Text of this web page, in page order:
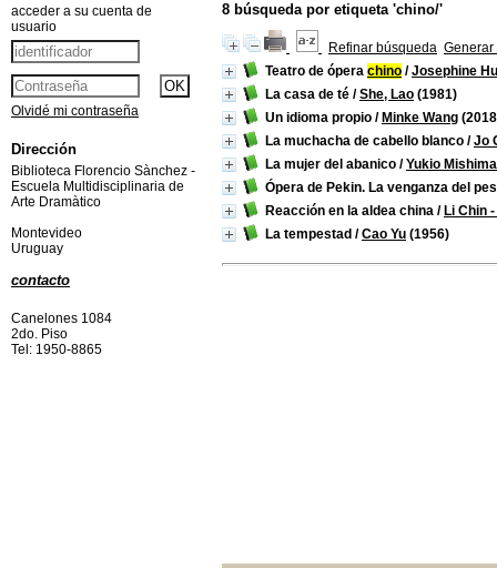
8 búsqueda por etiqueta 'chino/'
Refinar búsqueda Generar
Teatro de ópera chino /Josephine
La casa de té /She, Lao (1981)
Un idioma propio / Minke Wang
La muchacha de cabello blanco /Jo
La mujer del abanico /Yukio Mishima
Ópera de Pekin. La venganza del
Reacción en la aldea china / Li Chin
La tempestad /Cao Yu (1956)
acceder a su cuenta de
usuario
Olvidé mi contraseña
Dirección
Biblioteca Florencio Sànchez -
Escuela Multidisciplinaria de
Arte Dramàtico
Montevideo
Uruguay
contacto
Canelones 1084
2do. Piso
Tel: 1950-8865